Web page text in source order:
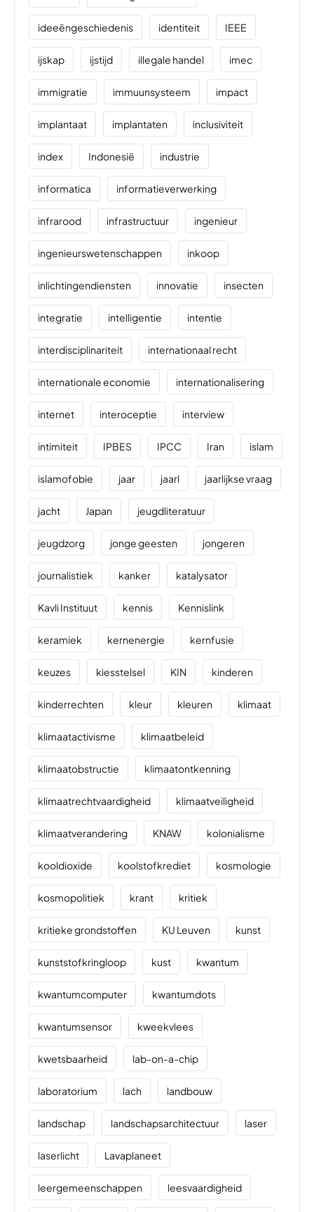
ideeëngeschiedenis identiteit IEEE
ijskap ijstijd illegale handel imec
immigratie immuunsysteem impact
implantaat implantaten inclusiviteit
index Indonesië industrie
informatica informatieverwerking
infrarood infrastructuur ingenieur
ingenieurswetenschappen inkoop
inlichtingendiensten innovatie insecten
integratie intelligentie intentie
interdisciplinariteit internationaal recht
internationale economie internationalisering
internet interoceptie interview
intimiteit IPBES IPCC Iran islam
islamofobie jaar jaarl jaarlijkse vraag
jacht Japan jeugdliteratuur
jeugdzorg jonge geesten jongeren
journalistiek kanker katalysator
Kavli Instituut kennis Kennislink
keramiek kernenergie kernfusie
keuzes kiesstelsel KIN kinderen
kinderrechten kleur kleuren klimaat
klimaatactivisme klimaatbeleid
klimaatobstructie klimaatontkenning
klimaatrechtvaardigheid klimaatveiligheid
klimaatverandering KNAW kolonialisme
kooldioxide koolstofkrediet kosmologie
kosmopolitiek krant kritiek
kritieke grondstoffen KU Leuven kunst
kunststofkringloop kust kwantum
kwantumcomputer kwantumdots
kwantumsensor kweekvlees
kwetsbaarheid lab-on-a-chip
laboratorium lach landbouw
landschap landschapsarchitectuur laser
laserlicht Lavaplaneet
leergemeenschappen leesvaardigheid